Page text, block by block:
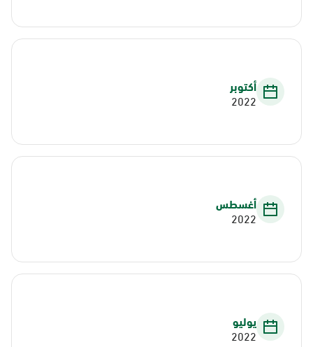
أكتوبر
2022
أغسطس
2022
يوليو
2022